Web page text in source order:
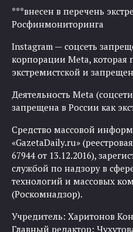
***внесен в перечень
Росфинмониторинга
Instagram — соцсеть
корпорации Meta, которая
экстремистской и
Деятельность Meta
запрещена в России как
Средство массовой
«GazetaDaily.ru»
67944 от 13.12.2016),
службой по надзору в
технологий и массовых
(Роскомнадзор).
Учредитель: Харитонов
Главный редактор: